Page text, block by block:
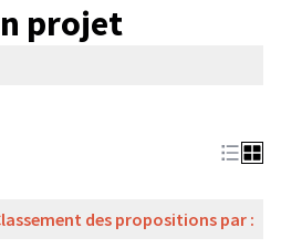
projet
des propositions par :